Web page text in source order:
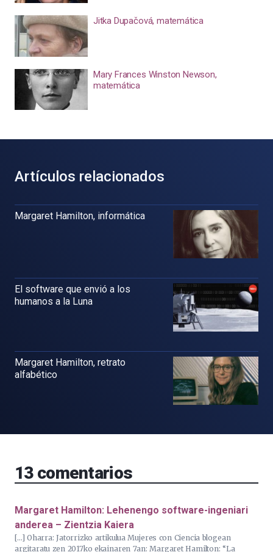
Jitka Dupačová, matemática
Mary Frances Winston Newson,
matemática
Artículos relacionados
Margaret Hamilton, informática
El software que envió a los
humanos a la Luna
Margaret Hamilton, retrato
alfabético
13comentarios
Margaret Hamilton: Lehenengo software-ingeniari
anderea – Zientzia Kaiera
[…] Oharra: Jatorrizko artikulua Mujeres con Ciencia blogean
argitaratu zen 2017ko ekainaren 7an: Margaret Hamilton: “La